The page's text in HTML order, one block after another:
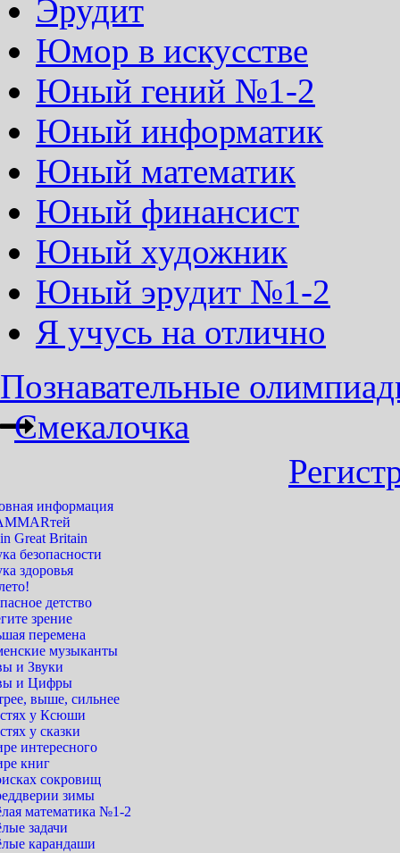
Эрудит
Юмор в искусстве
Юный гений №1-2
Юный информатик
Юный математик
Юный финансист
Юный художник
Юный эрудит №1-2
Я учусь на отлично
Познавательные
Смекалочка
информация
Great Britain
безопасности
здоровья
детство
зрение
перемена
музыканты
и Звуки
и Цифры
выше, сильнее
у Ксюши
у сказки
интересного
книг
сокровищ
зимы
математика №1-2
задачи
карандаши